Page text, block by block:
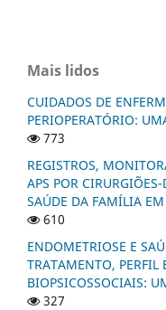
Mais lidos
CUIDADOS DE
PERIOPERATÓRIO:
773
REGISTROS,
APS POR
SAÚDE DA FAMÍLIA EM
610
ENDOMETRIOSE E
TRATAMENTO,
BIOPSICOSSOCIAIS:
327